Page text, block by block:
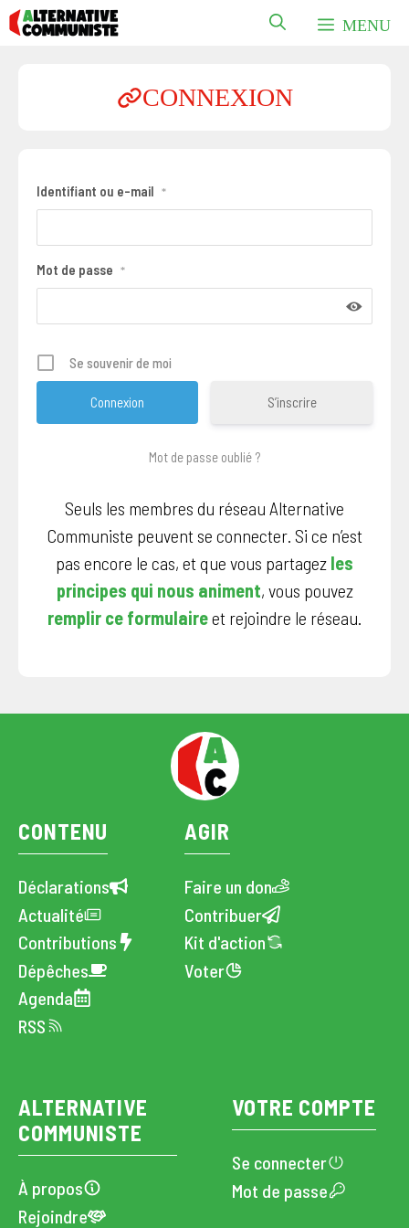
Aller
au
MENU
CONNEXION
Identifiant ou e-mail *
Mot de passe *
Se souvenir de moi
S’inscrire
Mot de passe oublié ?
Seuls les membres du réseau Alternative
Communiste peuvent se connecter. Si ce n’est
pas encore le cas, et que vous partagez les
principes qui nous animent, vous pouvez
remplir ce formulaireet rejoindre le réseau.
CONTENU
Déclarations
Actualité
Contributions
Dépêches
Agenda
RSS
AGIR
Faire un don
Contribuer
Kit d'action
Voter
ALTERNATIVE
COMMUNISTE
À propos
Rejoindre
VOTRE COMPTE
Se connecter
Mot de passe